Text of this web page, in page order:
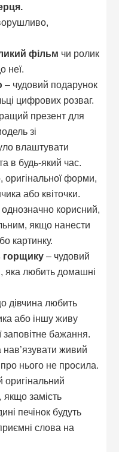
фільм чи ролик
неї.
– чудовий подарунок
цифрових розваг.
презент для
зі
влаштувати
в будь-який час.
оригінальної форми,
або квіточки.
корисний,
якщо нанести
картинку.
горщику – чудовий
яка любить домашні
дівчина любить
або іншу живу
заповітне бажання.
живий
нього не просила.
оригінальний
замість
печінок будуть
слова на